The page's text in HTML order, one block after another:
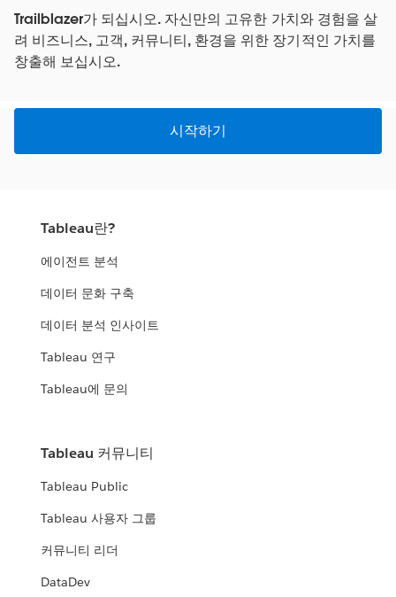
Trailblazer가 되십시오. 자신만의 고유한 가치와 경험을 살
려 비즈니스, 고객, 커뮤니티, 환경을 위한 장기적인 가치를
창출해 보십시오.
시작하기
Tableau란?
에이전트 분석
데이터 문화 구축
데이터 분석 인사이트
Tableau 연구
Tableau에 문의
Tableau 커뮤니티
Tableau Public
Tableau 사용자 그룹
커뮤니티 리더
DataDev